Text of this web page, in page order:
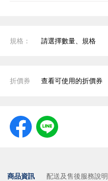
規格： 請選擇數量、規格
折價券 查看可使用的折價券
商品資訊 配送及售後服務說明